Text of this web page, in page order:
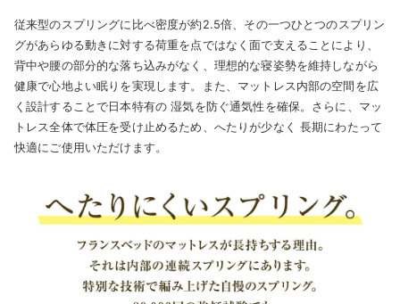
従来型のスプリングに比べ密度が約2.5倍、その一つひとつのスプリン
グがあらゆる動きに対する荷重を点ではなく面で支えることにより、
背中や腰の部分的な落ち込みがなく、理想的な寝姿勢を維持しながら
健康で心地よい眠りを実現します。また、マットレス内部の空間を広
く設計することで日本特有の湿気を防ぐ通気性を確保。 さらに、マッ
トレス全体で体圧を受け止めるため、へたりが少なく長期にわたって
快適にご使用いただけます。